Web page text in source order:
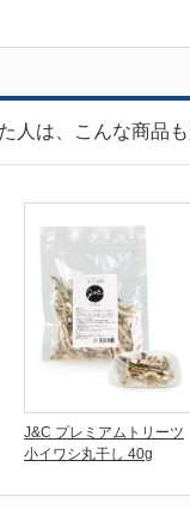
人は、こんな商品
J&C プレミアムトリーツ
小イワシ丸干し 40g